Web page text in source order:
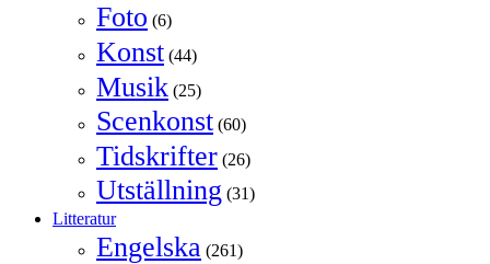
Foto (6)
Konst (44)
Musik (25)
Scenkonst (60)
Tidskrifter (26)
Utställning (31)
Litteratur
Engelska (261)